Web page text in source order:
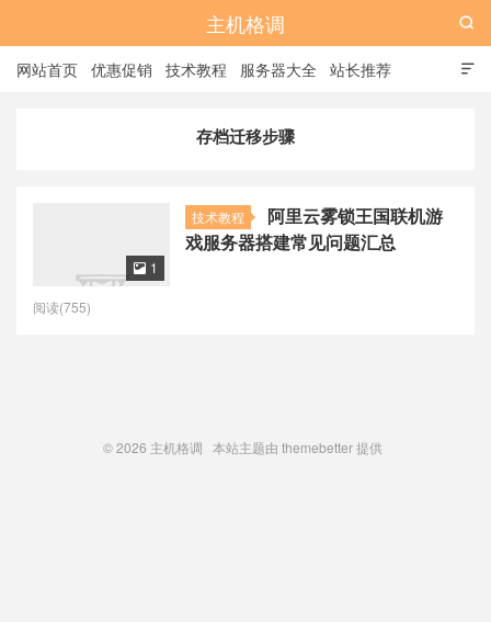
主机格调

网站首页 优惠促销 技术教程 服务器大全 站长推荐

存档迁移步骤
技术教程
阿里云雾锁王国联机游
戏服务器搭建常见问题汇总
 1
阅读(755)
© 2026 主机格调 本站主题由 themebetter提供